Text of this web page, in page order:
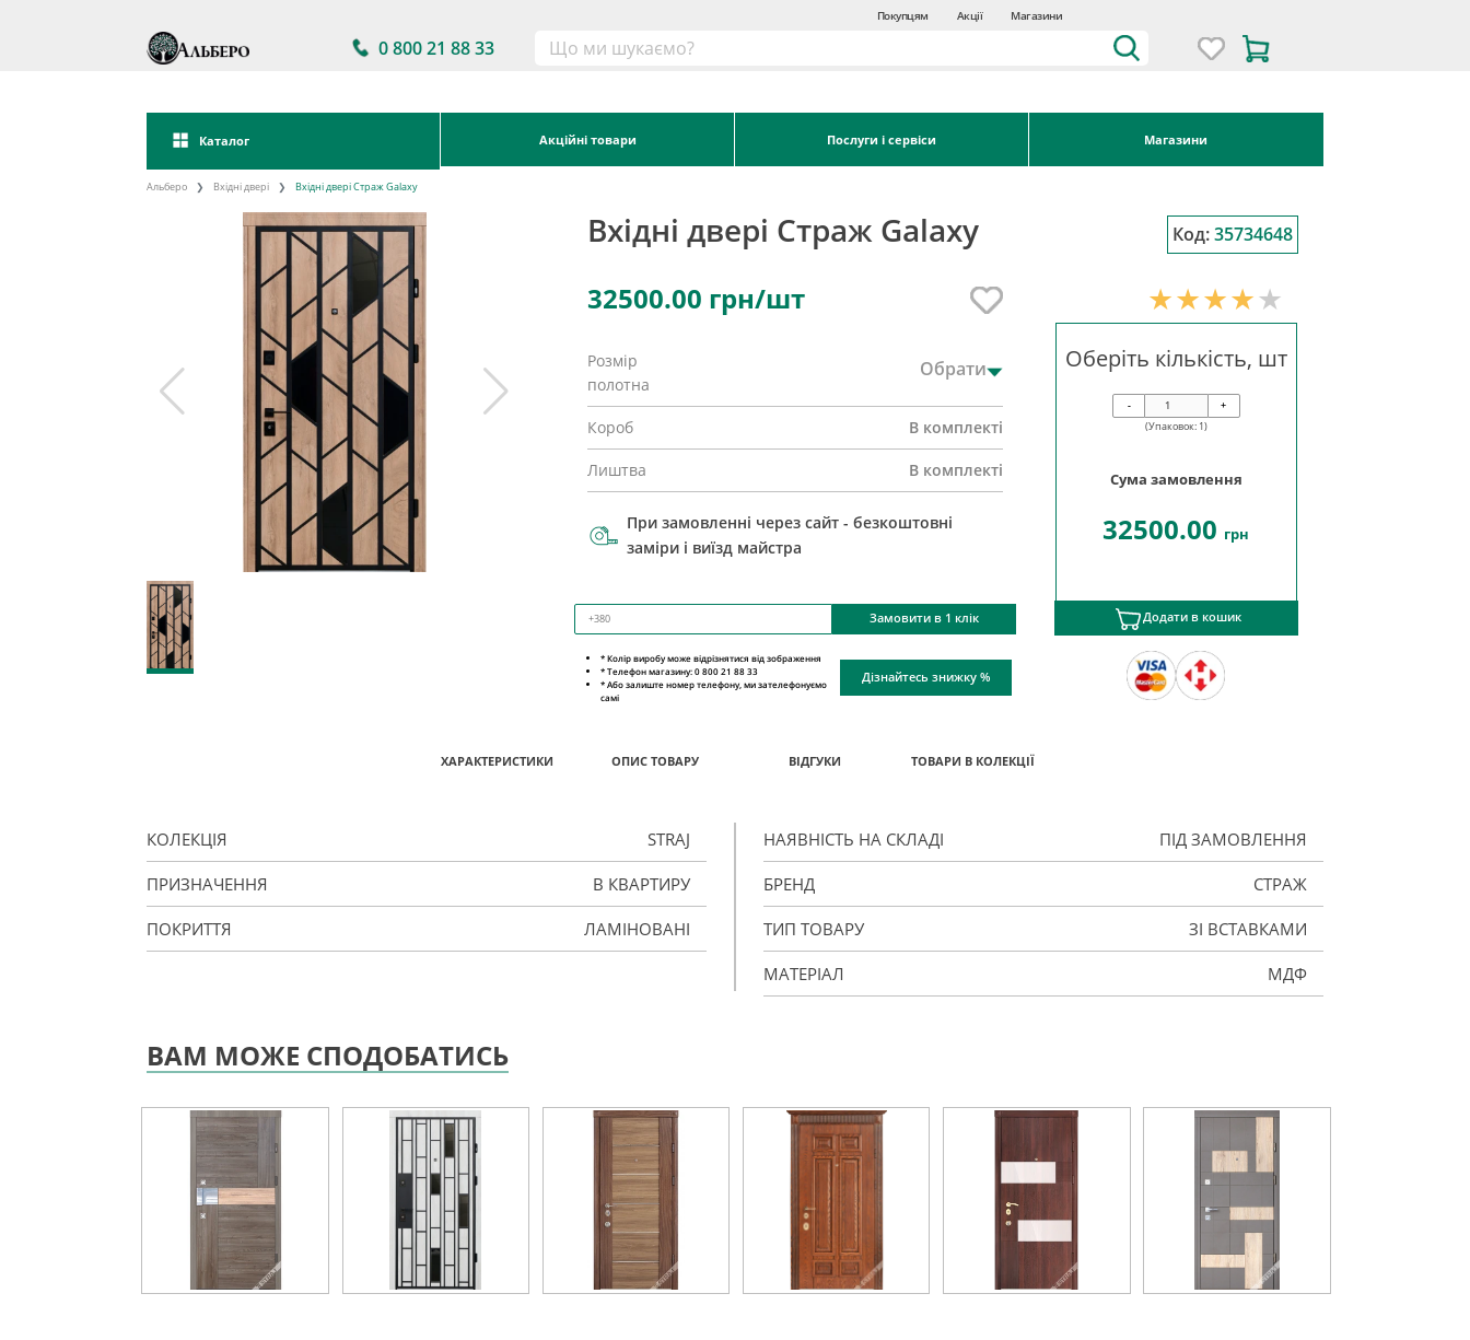
Покупцям Акції Магазини
0 800 21 88 33
Каталог Акційні товари Послуги і сервіси Магазини
Альберо Вхідні двері Вхідні двері Страж Galaxy
Вхідні двері Страж Galaxy Код: 35734648
32500.00 грн/шт
Розмір
полотна
Обрати
Короб В комплекті
Лиштва В комплекті
При замовленні через сайт - безкоштовні
заміри і виїзд майстра
Замовити в 1 клік
Оберіть кількість, шт
-
+
(Упаковок: 1)
Сума замовлення
32500.00 грн
Додати в кошик
* Колір виробу може відрізнятися від зображення
* Телефон магазину: 0 800 21 88 33
* Або залиште номер телефону, ми зателефонуємо
самі
Дізнайтесь знижку %
ХАРАКТЕРИСТИКИ ОПИС ТОВАРУ ВІДГУКИ ТОВАРИ В КОЛЕКЦІЇ
КОЛЕКЦІЯ STRAJ
ПРИЗНАЧЕННЯ В КВАРТИРУ
ПОКРИТТЯ ЛАМІНОВАНІ
НАЯВНІСТЬ НА СКЛАДІ ПІД ЗАМОВЛЕННЯ
БРЕНД СТРАЖ
ТИП ТОВАРУ ЗІ ВСТАВКАМИ
МАТЕРІАЛ МДФ
ВАМ МОЖЕ СПОДОБАТИСЬ